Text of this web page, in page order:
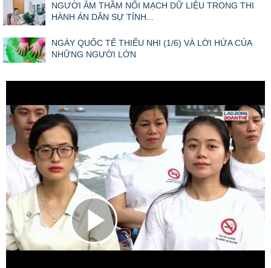
NGƯỜI ÂM THẦM NỐI MẠCH DỮ LIỆU TRONG THI
HÀNH ÁN DÂN SỰ TỈNH...
NGÀY QUỐC TẾ THIẾU NHI (1/6) VÀ LỜI HỨA CỦA
NHỮNG NGƯỜI LỚN